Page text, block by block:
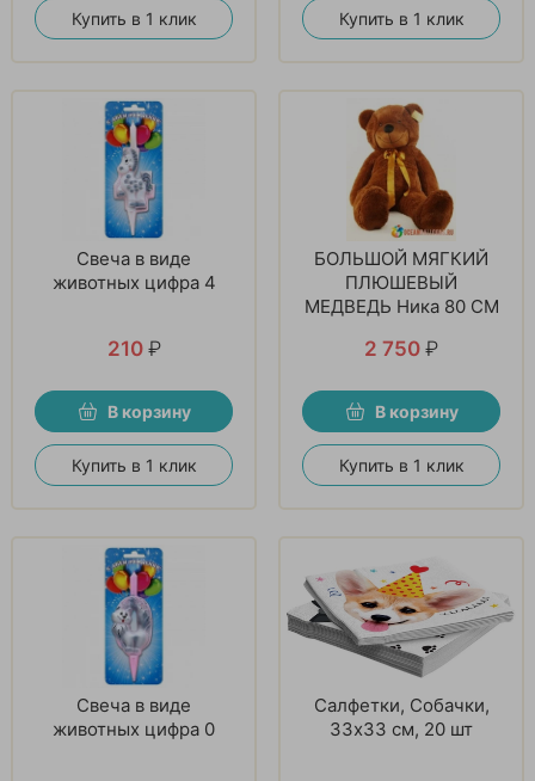
Купить в 1 клик Купить в 1 клик
Свеча в виде
животных цифра 4
210 ₽
В корзину
Купить в 1 клик
БОЛЬШОЙ МЯГКИЙ
ПЛЮШЕВЫЙ
МЕДВЕДЬ Ника 80 СМ
2 750 ₽
В корзину
Купить в 1 клик
Свеча в виде
животных цифра 0
Салфетки, Собачки,
33х33 см, 20 шт